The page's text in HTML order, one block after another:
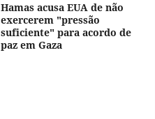
Hamas acusa EUA de não
exercerem "pressão
suficiente" para acordo de
paz em Gaza